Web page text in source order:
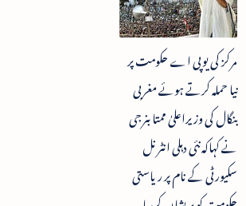
مرکز کی یوپی اے حکومت پر
نیا حملہ کرتے ہوئے مغربی
بنگال کی وزیراعلیٰ ممتا بنرجی
نے کہاکہ نئی دہلی انٹرنل
سکیورٹی کے نام پر ریاستی